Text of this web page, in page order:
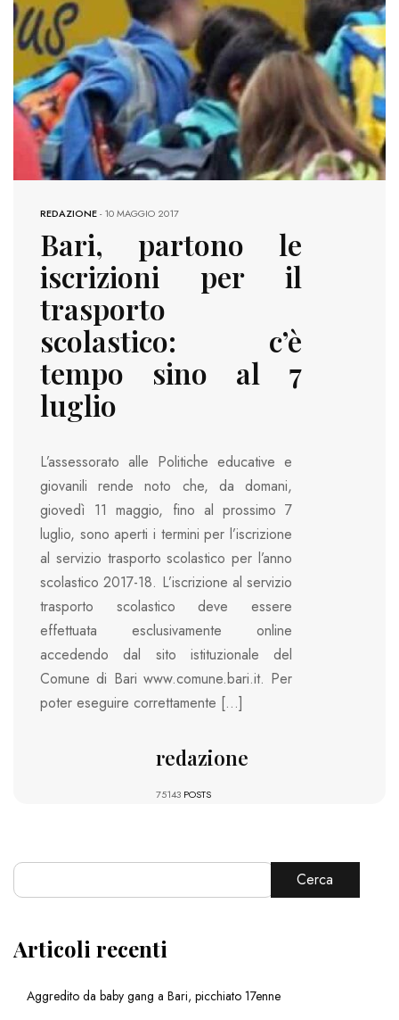
REDAZIONE-10 MAGGIO 2017
Bari, partono le
iscrizioni per il
trasporto
scolastico: c’è
tempo sino al 7
luglio
L’assessorato alle Politiche educative e
giovanili rende noto che, da domani,
giovedì 11 maggio, fino al prossimo 7
luglio, sono aperti i termini per l’iscrizione
al servizio trasporto scolastico per l’anno
scolastico 2017-18. L’iscrizione al servizio
trasporto scolastico deve essere
effettuata esclusivamente online
accedendo dal sito istituzionale del
Comune di Bari www.comune.bari.it. Per
poter eseguire correttamente […]
redazione
75143 POSTS
Cerca
Articoli recenti
Aggredito da baby gang a Bari, picchiato 17enne